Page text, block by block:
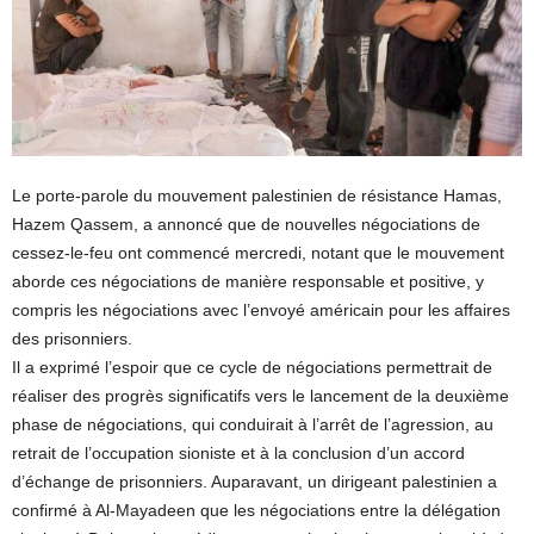
Le porte-parole du mouvement palestinien de résistance Hamas,
Hazem Qassem, a annoncé que de nouvelles négociations de
cessez-le-feu ont commencé mercredi, notant que le mouvement
aborde ces négociations de manière responsable et positive, y
compris les négociations avec l’envoyé américain pour les affaires
des prisonniers.
Il a exprimé l’espoir que ce cycle de négociations permettrait de
réaliser des progrès significatifs vers le lancement de la deuxième
phase de négociations, qui conduirait à l’arrêt de l’agression, au
retrait de l’occupation sioniste et à la conclusion d’un accord
d’échange de prisonniers. Auparavant, un dirigeant palestinien a
confirmé à Al-Mayadeen que les négociations entre la délégation